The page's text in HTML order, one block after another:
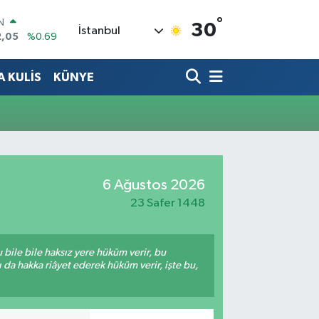
%0.69
%0.1
İstanbul 30°
KULİS KÜNYE
6 Ağustos 2026
23 Safer 1448
bile haksız yere hüküm verir, bu
hakka riâyet ederek hüküm verir, işte bu,